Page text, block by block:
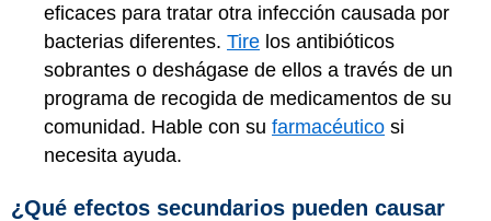
eficaces para tratar otra infección causada por
bacterias diferentes. Tire los antibióticos
sobrantes o deshágase de ellos a través de un
programa de recogida de medicamentos de su
comunidad. Hable con su farmacéutico si
necesita ayuda.
¿Qué efectos secundarios pueden causar